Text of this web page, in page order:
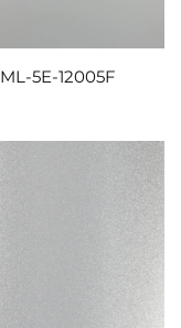
ML-5E-12005F